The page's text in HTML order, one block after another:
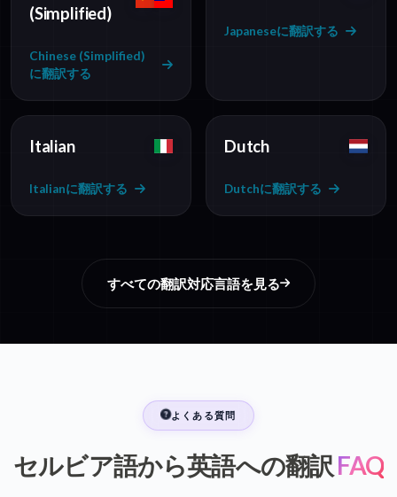
(Simplified)
Chinese (Simplified)
に翻訳する
Japaneseに翻訳する
Italian
Italianに翻訳する
Dutch
Dutchに翻訳する
すべての翻訳対応言語を見る
よくある質問
セルビア語から英語への翻訳 FAQ